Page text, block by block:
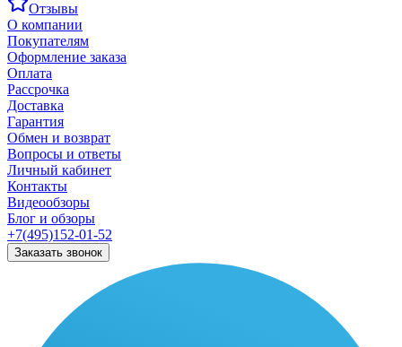
Отзывы
О компании
Покупателям
Оформление заказа
Оплата
Рассрочка
Доставка
Гарантия
Обмен и возврат
Вопросы и ответы
Личный кабинет
Контакты
Видеообзоры
Блог и обзоры
+7(495)152-01-52
Заказать звонок